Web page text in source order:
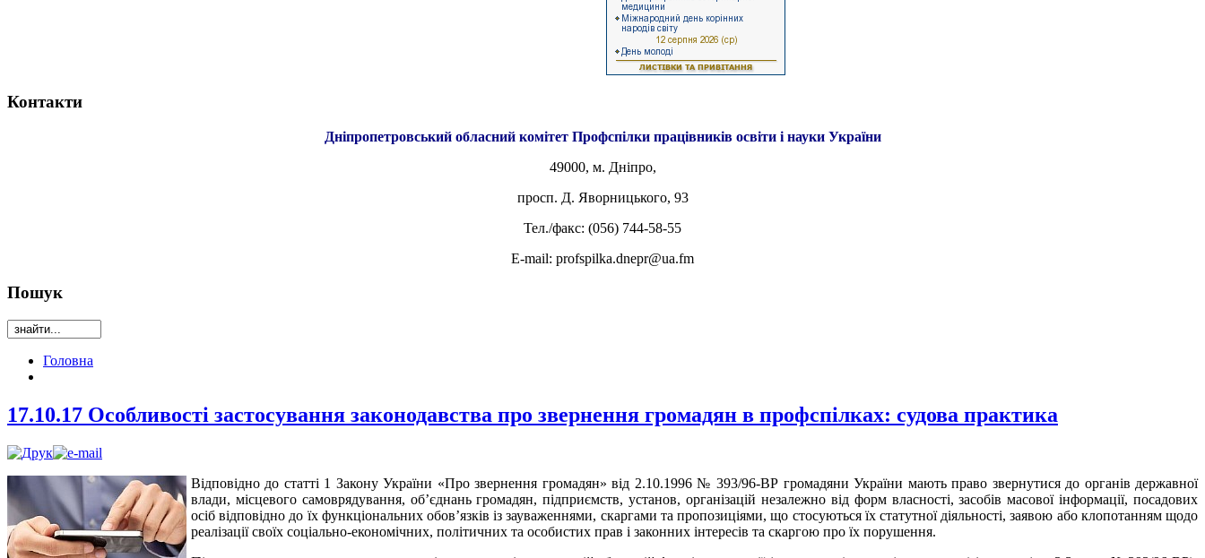
Контакти
Дніпропетровський обласний комітет Профспілки працівників освіти і науки України
49000, м. Дніпро,
просп. Д. Яворницького, 93
Тел./факс: (056) 744-58-55
E-mail: profspilka.dnepr@ua.fm
Пошук
Головна
17.10.17 Особливості застосування законодавства про звернення громадян в профспілках: судова практика
Відповідно до статті 1 Закону України «Про звернення громадян» від 2.10.1996 № 393/96-ВР громадяни України мають право звернутися до органів державної
влади, місцевого самоврядування, об’єднань громадян, підприємств, установ, організацій незалежно від форм власності, засобів масової інформації, посадових
осіб відповідно до їх функціональних обов’язків із зауваженнями, скаргами та пропозиціями, що стосуються їх статутної діяльності, заявою або клопотанням щодо
реалізації своїх соціально-економічних, політичних та особистих прав і законних інтересів та скаргою про їх порушення.